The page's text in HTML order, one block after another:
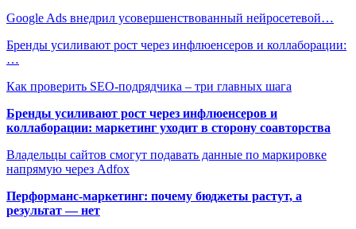
Google Ads внедрил усовершенствованный нейросетевой…
Бренды усиливают рост через инфлюенсеров и коллаборации:
…
Как проверить SEO-подрядчика – три главных шага
Бренды усиливают рост через инфлюенсеров и
коллаборации: маркетинг уходит в сторону соавторства
Владельцы сайтов смогут подавать данные по маркировке
напрямую через Adfox
Перформанс-маркетинг: почему бюджеты растут, а
результат — нет